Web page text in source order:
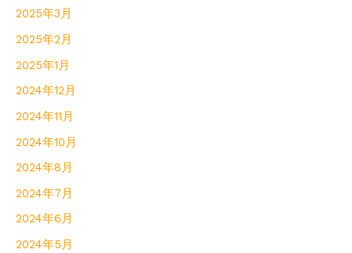
2025年3月
2025年2月
2025年1月
2024年12月
2024年11月
2024年10月
2024年8月
2024年7月
2024年6月
2024年5月